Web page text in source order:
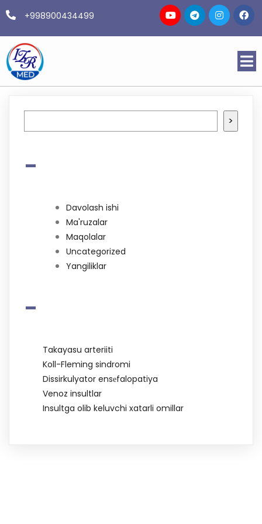
+998900434499
Izlash >
-
Davolash ishi
Ma'ruzalar
Maqolalar
Uncategorized
Yangiliklar
-
Takayasu arteriiti
Koll-Fleming sindromi
Dissirkulyator ensеfalopatiya
Venoz insultlar
Insultga olib keluvchi xatarli omillar